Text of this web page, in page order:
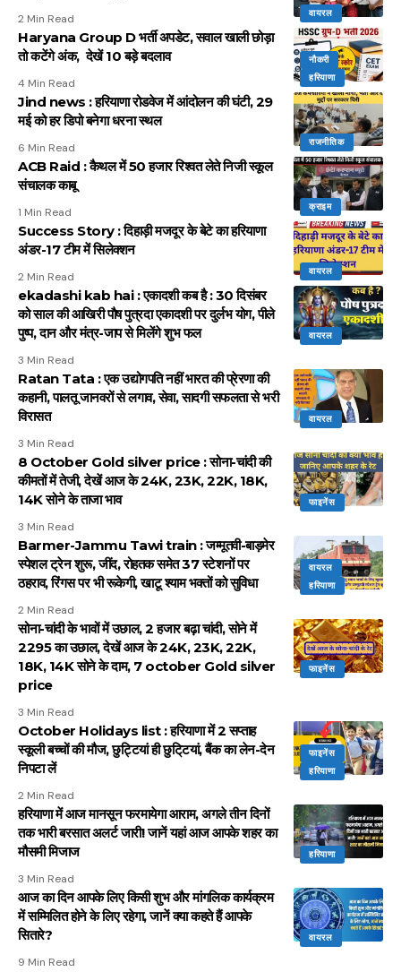
वायरल
2 Min Read
नौकरी
हरियाणा
Haryana Group D भर्ती अपडेट, सवाल खाली छोड़ा
तो कटेंगे अंक, देखें 10 बड़े बदलाव
4 Min Read
राजनीतिक
Jind news : हरियाणा रोडवेज में आंदोलन की घंटी, 29
मई को हर डिपो बनेगा धरना स्थल
6 Min Read
क्राइम
ACB Raid : कैथल में 50 हजार रिश्वत लेते निजी स्कूल
संचालक काबू
1 Min Read
वायरल
Success Story : दिहाड़ी मजदूर के बेटे का हरियाणा
अंडर-17 टीम में सिलेक्शन
2 Min Read
वायरल
ekadashi kab hai : एकादशी कब है : 30 दिसंबर
को साल की आखिरी पौष पुत्रदा एकादशी पर दुर्लभ योग, पीले
पुष्प, दान और मंत्र-जाप से मिलेंगे शुभ फल
3 Min Read
वायरल
Ratan Tata : एक उद्योगपति नहीं भारत की प्रेरणा की
कहानी, पालतू जानवरों से लगाव, सेवा, सादगी सफलता से भरी
विरासत
3 Min Read
फाइनेंस
8 October Gold silver price : सोना-चांदी की
कीमतों में तेजी, देखें आज के 24K, 23K, 22K, 18K,
14K सोने के ताजा भाव
3 Min Read
वायरल
हरियाणा
Barmer-Jammu Tawi train : जम्मूतवी-बाड़मेर
स्पेशल ट्रेन शुरू, जींद, रोहतक समेत 37 स्टेशनों पर
ठहराव, रिंगस पर भी रूकेगी, खाटू श्याम भक्तों को सुविधा
2 Min Read
फाइनेंस
सोना-चांदी के भावों में उछाल, 2 हजार बढ़ा चांदी, सोने में
2295 का उछाल, देखें आज के 24K, 23K, 22K,
18K, 14K सोने के दाम, 7 october Gold silver
price
3 Min Read
फाइनेंस
हरियाणा
October Holidays list : हरियाणा में 2 सप्ताह
स्कूली बच्चों की मौज, छुट्टियां ही छुटि्टयां, बैंक का लेन-देन
निपटा लें
2 Min Read
हरियाणा
हरियाणा में आज मानसून फरमायेगा आराम, अगले तीन दिनों
तक भारी बरसात अलर्ट जारी! जानें यहां आज आपके शहर का
मौसमी मिजाज
3 Min Read
वायरल
आज का दिन आपके लिए किसी शुभ और मांगलिक कार्यक्रम
में सम्मिलित होने के लिए रहेगा, जानें क्या कहते हैं आपके
सितारे?
9 Min Read